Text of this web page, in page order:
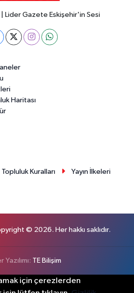
Lider Gazete Eskişehir'in Sesi
Haritası
Topluluk Kuralları
Yayın İlkeleri
© 2026. Her hakkı saklıdır.
Yazılımı: TE Bilişim
için çerezlerden